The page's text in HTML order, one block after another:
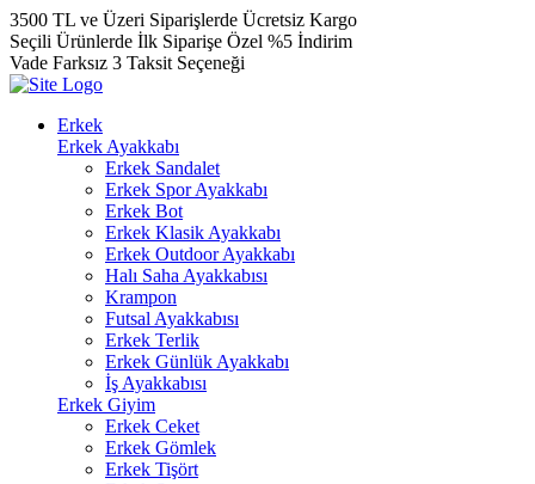
3500 TL ve Üzeri Siparişlerde Ücretsiz Kargo
Seçili Ürünlerde İlk Siparişe Özel %5 İndirim
Vade Farksız 3 Taksit Seçeneği
Erkek
Erkek Ayakkabı
Erkek Sandalet
Erkek Spor Ayakkabı
Erkek Bot
Erkek Klasik Ayakkabı
Erkek Outdoor Ayakkabı
Halı Saha Ayakkabısı
Krampon
Futsal Ayakkabısı
Erkek Terlik
Erkek Günlük Ayakkabı
İş Ayakkabısı
Erkek Giyim
Erkek Ceket
Erkek Gömlek
Erkek Tişört